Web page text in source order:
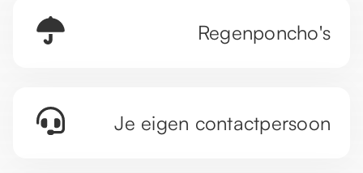
Regenponcho's
Je eigen contactpersoon